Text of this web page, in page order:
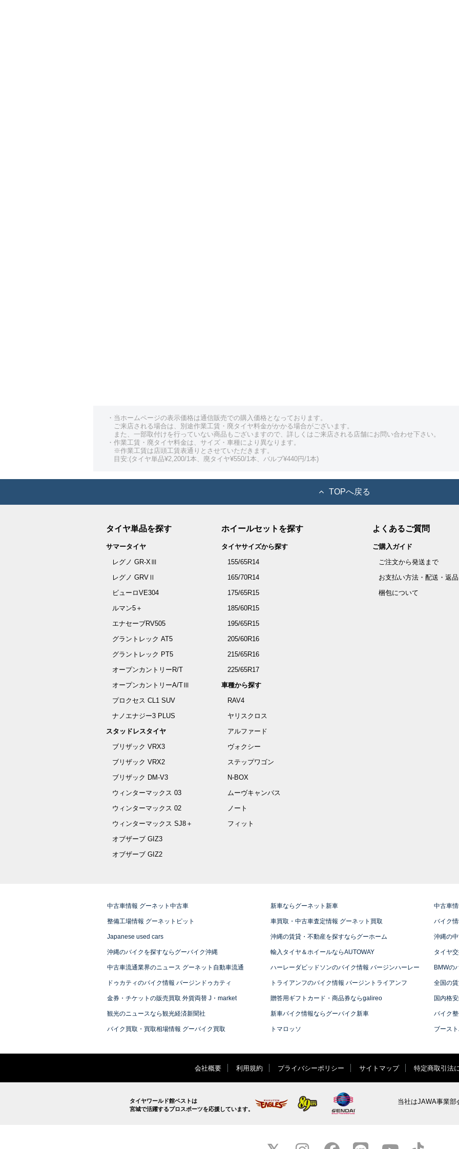
・当ホームページの表示価格は通信販売での購入価格となっております。
ご来店される場合は、別途作業工賃・廃タイヤ料金がかかる場合がございます。
また、一部取付けを行っていない商品もございますので、詳しくはご来店される店舗にお問い合わせ下さい。
・作業工賃・廃タイヤ料金は、サイズ・車種により異なります。
※作業工賃は店頭工賃表通りとさせていただきます。
目安:(タイヤ単品¥2,200/1本、廃タイヤ¥550/1本、バルブ¥440円/1本)
TOPへ戻る
タイヤ単品を探す
サマータイヤ
レグノ GR-XⅢ
レグノ GRVⅡ
ビューロVE304
ルマン5＋
エナセーブRV505
グラントレック AT5
グラントレック PT5
オープンカントリーR/T
オープンカントリーA/TⅢ
プロクセス CL1 SUV
ナノエナジー3 PLUS
スタッドレスタイヤ
ブリザック VRX3
ブリザック VRX2
ブリザック DM-V3
ウィンターマックス 03
ウィンターマックス 02
ウィンターマックス SJ8＋
オブザーブ GIZ3
オブザーブ GIZ2
ホイールセットを探す
タイヤサイズから探す
155/65R14
165/70R14
175/65R15
185/60R15
195/65R15
205/60R16
215/65R16
225/65R17
車種から探す
RAV4
ヤリスクロス
アルファード
ヴォクシー
ステップワゴン
N-BOX
ムーヴキャンバス
ノート
フィット
よくあるご質問
ご購入ガイド
ご注文から発送まで
お支払い方法・配送・返品
梱包について
中古車情報 グーネット中古車 新車ならグーネット新車 中古車
整備工場情報 グーネットピット 車買取・中古車査定情報 グーネット買取 バイク
Japanese used cars 沖縄の賃貸・不動産を探すならグーホーム 沖縄の
沖縄のバイクを探すならグーバイク沖縄 輸入タイヤ＆ホイールならAUTOWAY タイヤ
中古車流通業界のニュース グーネット自動車流通 ハーレーダビッドソンのバイク情報 バージンハーレー BMWの
ドゥカティのバイク情報 バージンドゥカティ トライアンフのバイク情報 バージントライアンフ 全国の
金券・チケットの販売買取 外貨両替 J・market 贈答用ギフトカード・商品券ならgalireo 国内格
観光のニュースなら観光経済新聞社 新車バイク情報ならグーバイク新車 バイク
バイク買取・買取相場情報 グーバイク買取 トマロッソ ブース
会社概要 利用規約 プライバシーポリシー サイトマップ 特定商取引法
タイヤワールド館ベストは
宮城で活躍するプロスポーツを応援しています。
当社はJAWA事業部